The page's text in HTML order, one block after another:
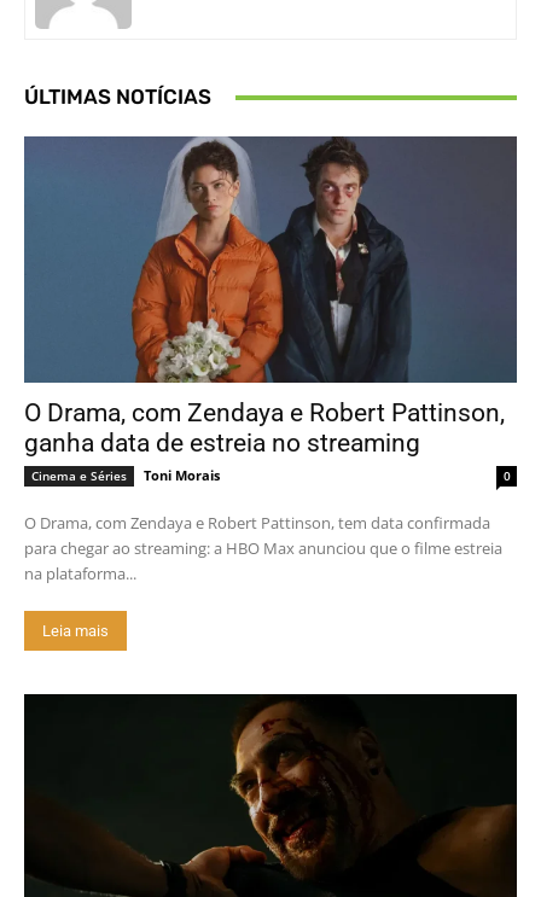
ÚLTIMAS NOTÍCIAS
O Drama, com Zendaya e Robert Pattinson,
ganha data de estreia no streaming
Cinema e Séries Toni Morais 0
O Drama, com Zendaya e Robert Pattinson, tem data confirmada
para chegar ao streaming: a HBO Max anunciou que o filme estreia
na plataforma...
Leia mais